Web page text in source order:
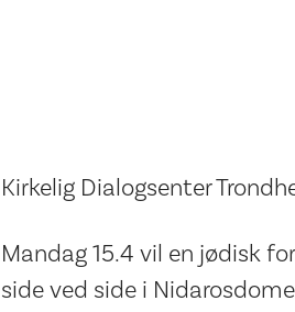
Kirkelig Dialogsenter
Mandag 15.4 vil en jødisk
side ved side i